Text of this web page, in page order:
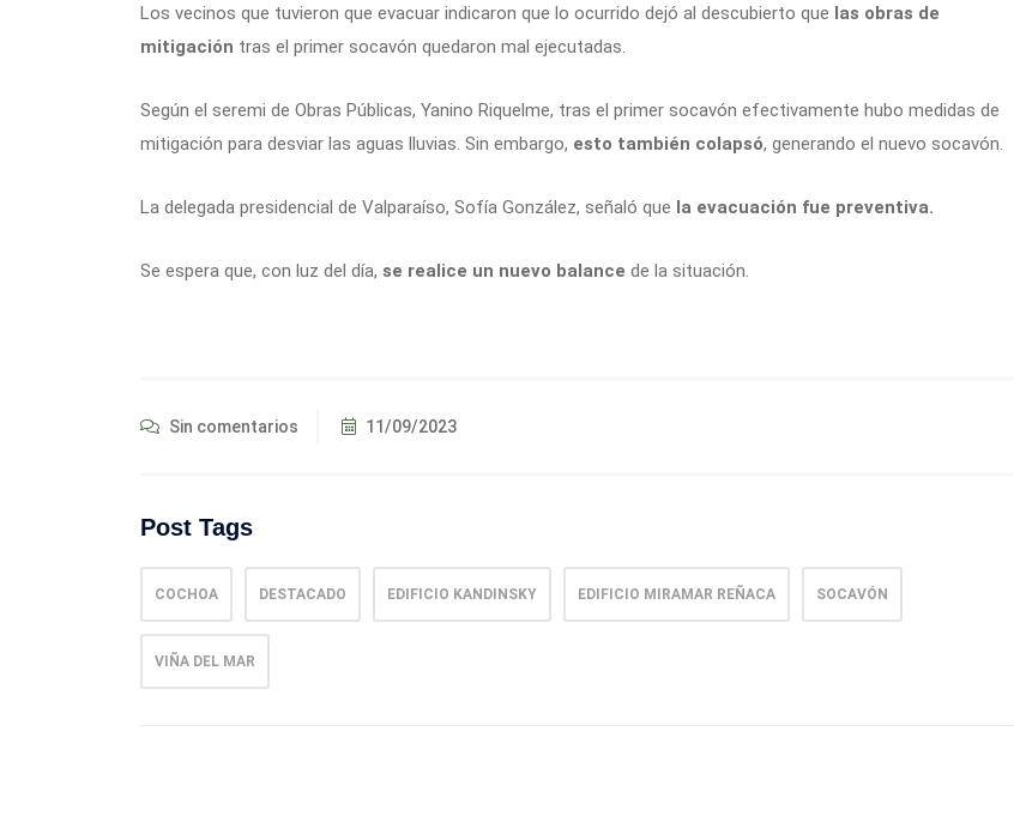
Los vecinos que tuvieron que evacuar indicaron que lo ocurrido dejó al descubierto que las obras de
mitigación tras el primer socavón quedaron mal ejecutadas.
Según el seremi de Obras Públicas, Yanino Riquelme, tras el primer socavón efectivamente hubo medidas de
mitigación para desviar las aguas lluvias. Sin embargo, esto también colapsó, generando el nuevo socavón.
La delegada presidencial de Valparaíso, Sofía González, señaló que la evacuación fue preventiva.
Se espera que, con luz del día, se realice un nuevo balance de la situación.
Sin comentarios 11/09/2023
Post Tags
COCHOA DESTACADO EDIFICIO KANDINSKY EDIFICIO MIRAMAR REÑACA SOCAVÓN
VIÑA DEL MAR